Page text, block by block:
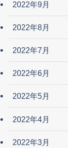
2022年9月
2022年8月
2022年7月
2022年6月
2022年5月
2022年4月
2022年3月